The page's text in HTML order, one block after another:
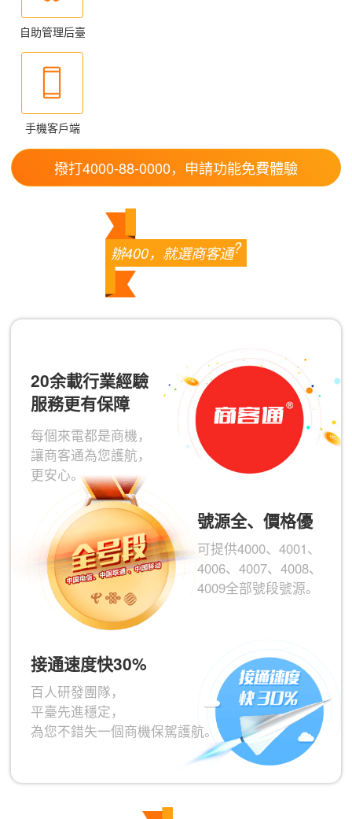
自助管理后臺
手機客戶端
撥打4000-88-0000，申請功能免費體驗
辦400，就選商客通?
20余載行業經驗
服務更有保障
每個來電都是商機，
讓商客通為您護航，
更安心。
號源全、價格優
可提供4000、4001、
4006、4007、4008、
4009全部號段號源。
接通速度快30%
百人研發團隊，
平臺先進穩定，
為您不錯失一個商機保駕護航。